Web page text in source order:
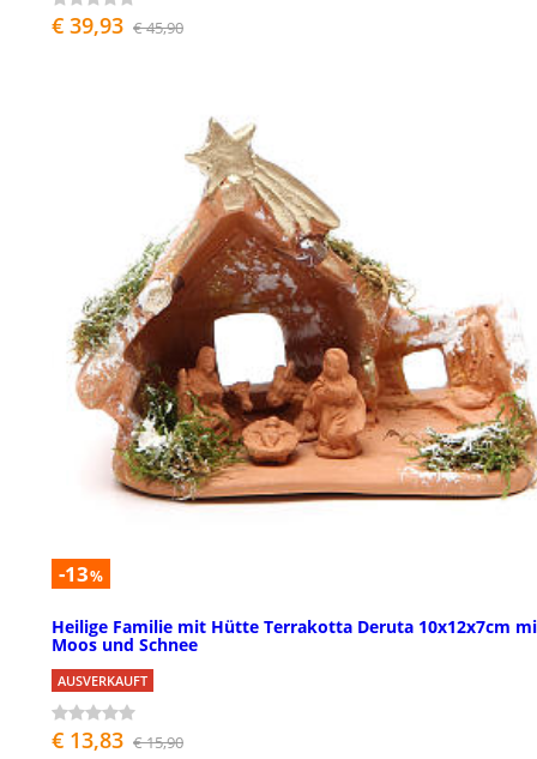
€ 39,93 € 45,90
-13%
Heilige Familie mit Hütte Terrakotta Deruta 10x12x7cm
Moos und Schnee
AUSVERKAUFT
€ 13,83 € 15,90